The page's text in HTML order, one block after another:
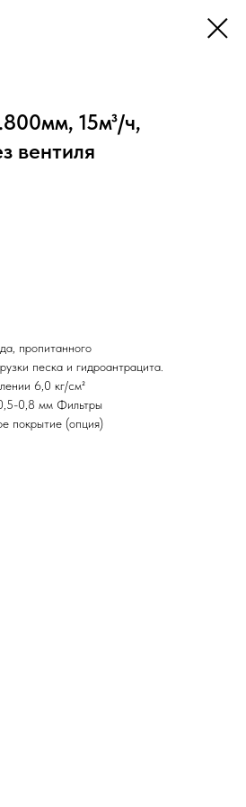
15м³/ч,
вентиля
пропитанного
песка и гидроантрацита.
6,0 кг/см²
0,8 мм Фильтры
покрытие (опция)